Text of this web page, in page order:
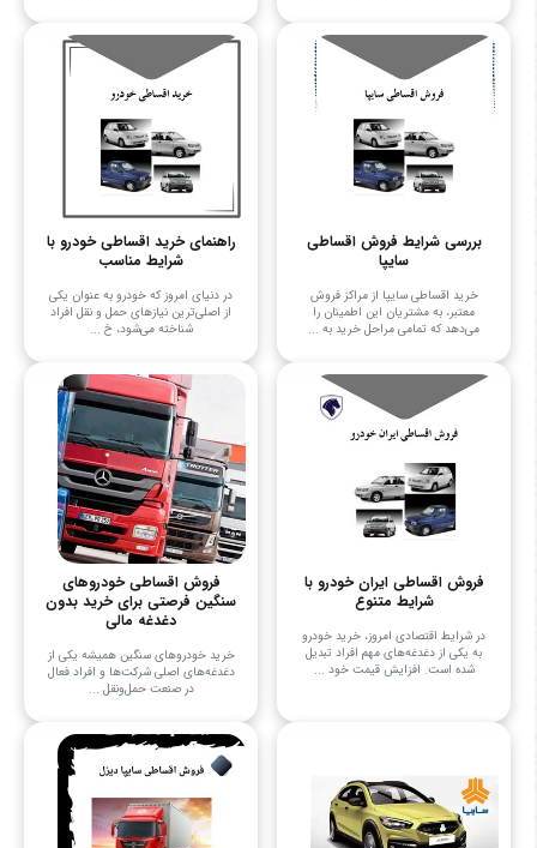
بررسی شرایط فروش اقساطی
سایپا
خرید اقساطی سایپا از مراکز فروش
معتبر، به مشتریان این اطمینان را
می‌دهد که تمامی مراحل خرید به ...
راهنمای خرید اقساطی خودرو با
شرایط مناسب
در دنیای امروز که خودرو به عنوان یکی
از اصلی‌ترین نیازهای حمل و نقل افراد
شناخته می‌شود، خ ...
فروش اقساطی ایران خودرو با
شرایط متنوع
در شرایط اقتصادی امروز، خرید خودرو
به یکی از دغدغه‌های مهم افراد تبدیل
شده است. افزایش قیمت خود ...
فروش اقساطی خودروهای
سنگین فرصتی برای خرید بدون
دغدغه مالی
خرید خودروهای سنگین همیشه یکی از
دغدغه‌های اصلی شرکت‌ها و افراد فعال
در صنعت حمل‌ونقل ...